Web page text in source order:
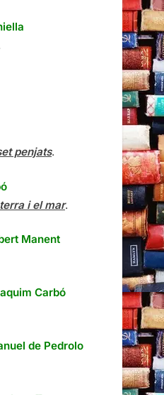
penjats.
i el mar.
Manent
Carbó
de Pedrolo